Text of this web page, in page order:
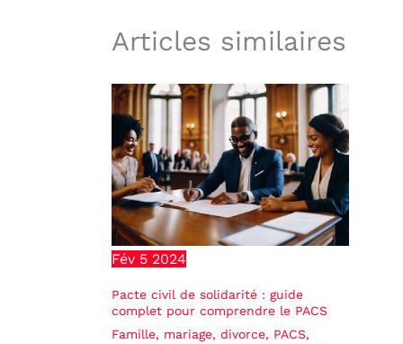
Articles similaires
Fév 5 2024
Pacte civil de solidarité : guide
complet pour comprendre le PACS
Famille, mariage, divorce, PACS,